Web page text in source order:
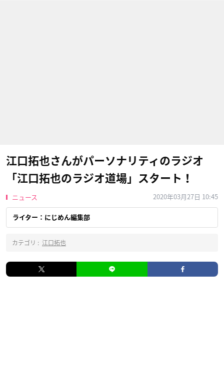
江口拓也さんがパーソナリティのラジオ
「江口拓也のラジオ道場」スタート！
ニュース 2020年03月27日 10:45
ライター：にじめん編集部
カテゴリ : 江口拓也